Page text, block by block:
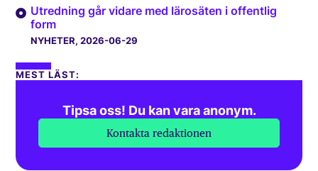
Utredning går vidare med lärosäten i offentlig
form
NYHETER, 2026-06-29
MEST LÄST:
Tipsa oss! Du kan vara anonym.
Kontakta redaktionen